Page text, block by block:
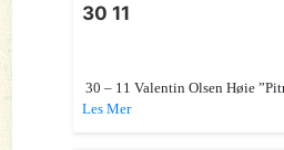
30 11
30 – 11 Valentin Olsen Høie
Les Mer